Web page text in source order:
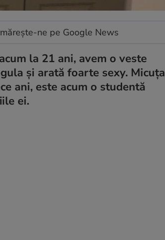
ne pe Google News
la 21 ani, avem o veste
și arată foarte sexy. Micuța
ani, este acum o studentă
ei.